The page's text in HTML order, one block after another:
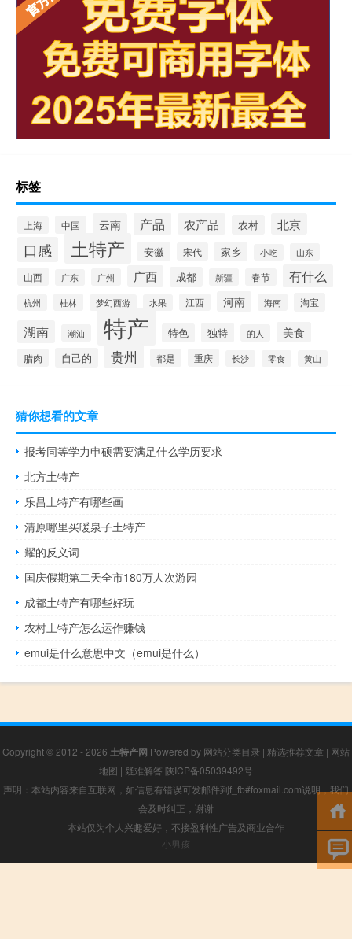
标签
上海 中国 云南 产品 农产品 农村 北京
口感 土特产 安徽 宋代 家乡 小吃 山东
山西 广东 广州 广西 成都 新疆 春节 有什么
杭州 桂林 梦幻西游 水果 江西 河南 海南 淘宝
湖南 潮汕 特产 特色 独特 的人 美食
腊肉 自己的 贵州 都是 重庆 长沙 零食 黄山
猜你想看的文章
报考同等学力申硕需要满足什么学历要求
北方土特产
乐昌土特产有哪些画
清原哪里买暖泉子土特产
耀的反义词
国庆假期第二天全市180万人次游园
成都土特产有哪些好玩
农村土特产怎么运作赚钱
emui是什么意思中文（emui是什么）
Copyright © 2012 - 2026 土特产网 Powered by 网站分类目录 | 精选推荐文章 | 网站
地图 | 疑难解答 陕ICP备05039492号
声明：本站内容来自互联网，如信息有错误可发邮件到f_fb#foxmail.com说明，我们
会及时纠正，谢谢
本站仅为个人兴趣爱好，不接盈利性广告及商业合作
小男孩